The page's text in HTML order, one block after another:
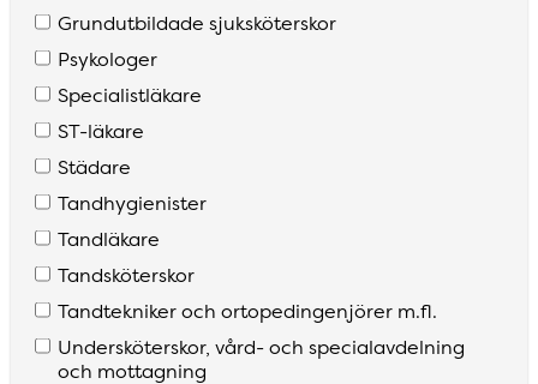
Grundutbildade sjuksköterskor
Psykologer
Specialistläkare
S­T­-läkare
Städare
Tandhygienister
Tandläkare
Tandsköterskor
Tandtekniker och ortopedingenjörer m­.fl­.
Undersköterskor­, vård­- och specialavdelning
och mottagning